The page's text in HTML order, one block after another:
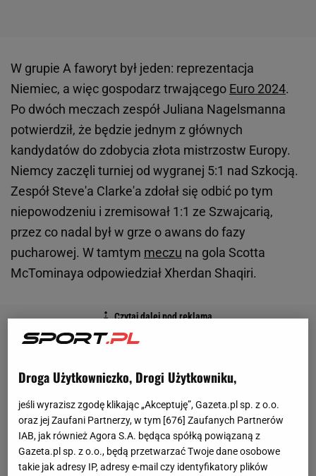
W grupie A faworyt był jeden: reprezentacja
Niemiec, a więc gospodarz trwającego Euro 2024.
Po dwóch meczach zespół Juliana Nagelsmanna
potwierdził, że będzie jednym z głównych
kandydatów do zdobycia złota mistrzostw Europy.
Niemcy zaczęli turniej od wygranej 5:1 nad Szkocją.
Zespół Steve'a Clarke'a zdołał się odbić po tym
niepowodzeniu i zremisował 1:1 ze Szwajcarią,
przez co nadal był w grze o awans do fazy
pucharowej. W tamtym meczu na gola Scotta
McTominaya odpowiedział Xherdan Shaqiri.
Droga Użytkowniczko, Drogi Użytkowniku,
jeśli wyrazisz zgodę klikając „Akceptuję”, Gazeta.pl sp. z o.o.
oraz jej Zaufani Partnerzy, w tym [676] Zaufanych Partnerów
IAB, jak również Agora S.A. będąca spółką powiązaną z
Gazeta.pl sp. z o.o., będą przetwarzać Twoje dane osobowe
takie jak adresy IP, adresy e-mail czy identyfikatory plików